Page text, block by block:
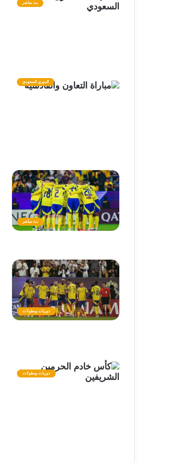
بث مباشر
الدوري السعودي
بث مباشر
دوريات وبطولات
دوريات وبطولات